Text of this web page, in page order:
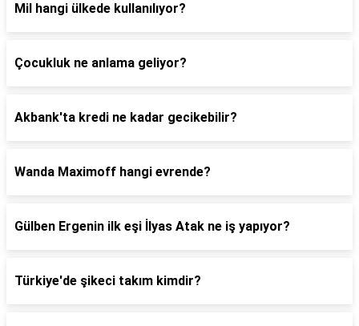
Mil hangi ülkede kullanılıyor?
Çocukluk ne anlama geliyor?
Akbank'ta kredi ne kadar gecikebilir?
Wanda Maximoff hangi evrende?
Gülben Ergenin ilk eşi İlyas Atak ne iş yapıyor?
Türkiye'de şikeci takım kimdir?